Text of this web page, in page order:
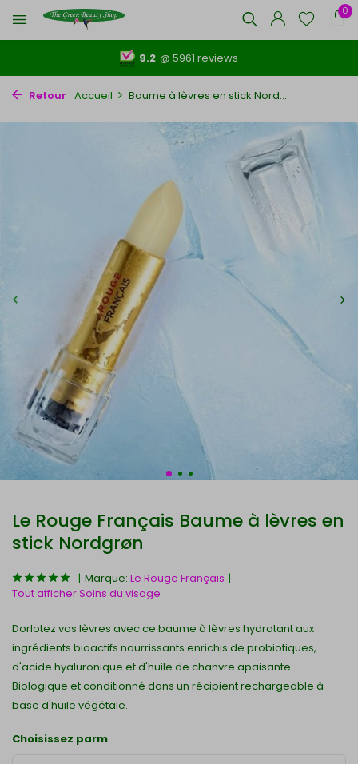
0
9.2 @ 5961 reviews
Retour Accueil Baume à lèvres en stick Nord...
Le Rouge Français Baume à lèvres en
stick Nordgrøn
Marque: Le Rouge Français
Tout afficher Soins du visage
Dorlotez vos lèvres avec ce baume à lèvres hydratant aux
ingrédients bioactifs nourrissants enrichis de probiotiques,
d'acide hyaluronique et d'huile de chanvre apaisante.
Biologique et conditionné dans un récipient rechargeable à
base d'huile végétale.
Choisissez parm